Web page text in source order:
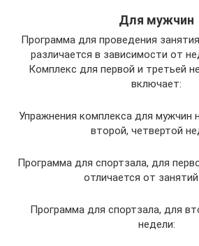
Для мужчин
Программа для проведения
различается в зависимости от
Комплекс для первой и третьей
включает:
Упражнения комплекса для мужчин
второй, четвертой
Программа для спортзала, для
отличается от
Программа для спортзала, для
недели: